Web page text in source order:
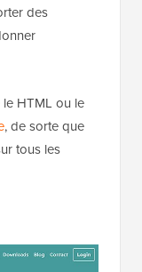
des
HTML ou le
, de sorte que
tous les